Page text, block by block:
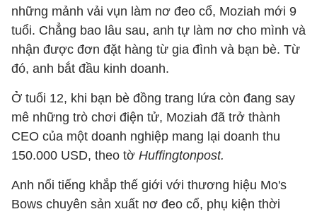
những mảnh vải vụn làm nơ đeo cổ, Moziah mới 9
tuổi. Chẳng bao lâu sau, anh tự làm nơ cho mình và
nhận được đơn đặt hàng từ gia đình và bạn bè. Từ
đó, anh bắt đầu kinh doanh.
Ở tuổi 12, khi bạn bè đồng trang lứa còn đang say
mê những trò chơi điện tử, Moziah đã trở thành
CEO của một doanh nghiệp mang lại doanh thu
150.000 USD, theo tờ Huffingtonpost.
Anh nổi tiếng khắp thế giới với thương hiệu Mo's
Bows chuyên sản xuất nơ đeo cổ, phụ kiện thời